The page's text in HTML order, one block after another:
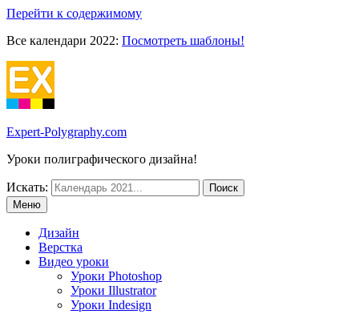
Перейти к содержимому
Все календари 2022: Посмотреть шаблоны!
Expert-Polygraphy.com
Уроки полиграфического дизайна!
Искать:
Меню
Дизайн
Верстка
Видео уроки
Уроки Photoshop
Уроки Illustrator
Уроки Indesign